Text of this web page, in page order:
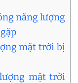
năng lượng
mặt trời bị
mặt trời